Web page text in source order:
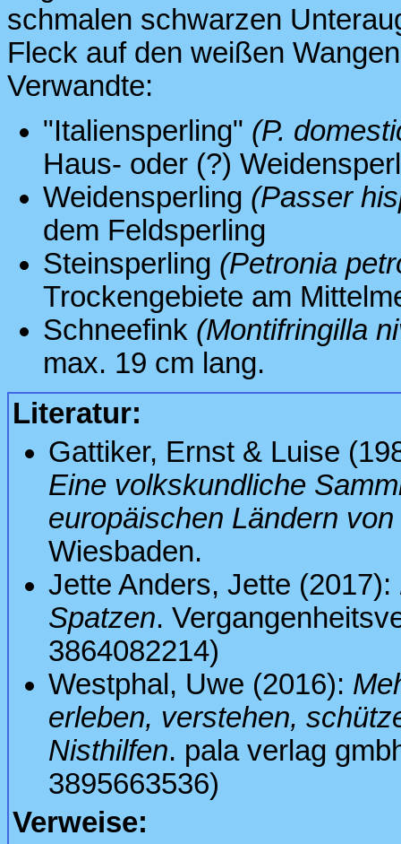
schmalen schwarzen
Fleck auf den weißen
Verwandte:
"Italiensperling" (P.
Haus- oder (?)
Weidensperling (Passer
dem Feldsperling
Steinsperling (Petronia
Trockengebiete am
Schneefink (Montifringilla
max. 19 cm lang.
Literatur:
Gattiker, Ernst & Luise
Eine volkskundliche
europäischen Ländern
Wiesbaden.
Jette Anders, Jette (2017):
Spatzen.
3864082214)
Westphal, Uwe (2016):
erleben, verstehen,
Nisthilfen. pala verlag
3895663536)
Verweise: